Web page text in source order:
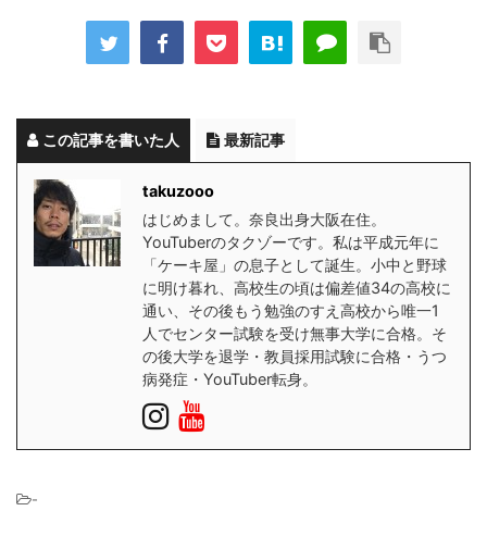
この記事を書いた人 最新記事
takuzooo
はじめまして。奈良出身大阪在住。
YouTuberのタクゾーです。私は平成元年に
「ケーキ屋」の息子として誕生。小中と野球
に明け暮れ、高校生の頃は偏差値34の高校に
通い、その後もう勉強のすえ高校から唯一1
人でセンター試験を受け無事大学に合格。そ
の後大学を退学・教員採用試験に合格・うつ
病発症・YouTuber転身。
-